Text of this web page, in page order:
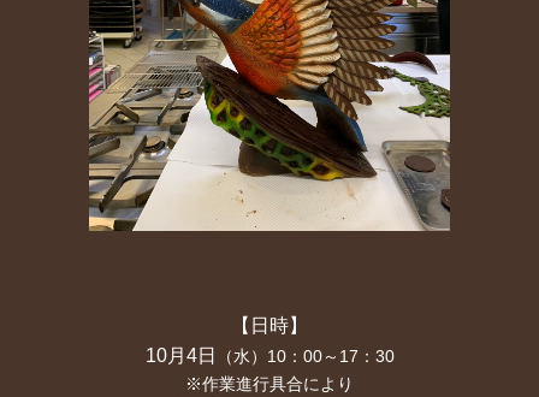
【日時】
10月4日
（水）10：00～17：30
※作業進行具合により